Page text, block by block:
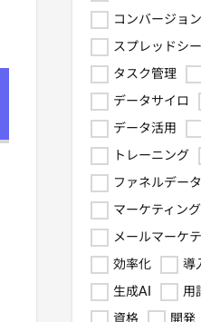
コンバージョ
スプレッドシ
タスク管理
データサイロ
データ活用
トレーニング
ファネルデー
マーケティン
メールマーケ
効率化 導
生成AI 用
資格 開発